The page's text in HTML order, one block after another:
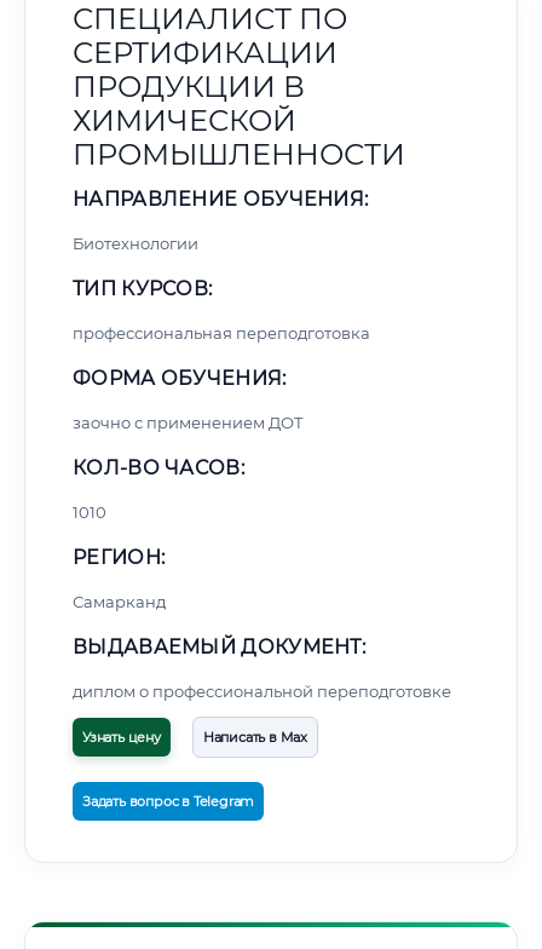
СПЕЦИАЛИСТ ПО
СЕРТИФИКАЦИИ
ПРОДУКЦИИ В
ХИМИЧЕСКОЙ
ПРОМЫШЛЕННОСТИ
НАПРАВЛЕНИЕ ОБУЧЕНИЯ:
Биотехнологии
ТИП КУРСОВ:
профессиональная переподготовка
ФОРМА ОБУЧЕНИЯ:
заочно с применением ДОТ
КОЛ-ВО ЧАСОВ:
1010
РЕГИОН:
Самарканд
ВЫДАВАЕМЫЙ ДОКУМЕНТ:
диплом о профессиональной переподготовке
Узнать цену Написать в Max
Задать вопрос в Telegram